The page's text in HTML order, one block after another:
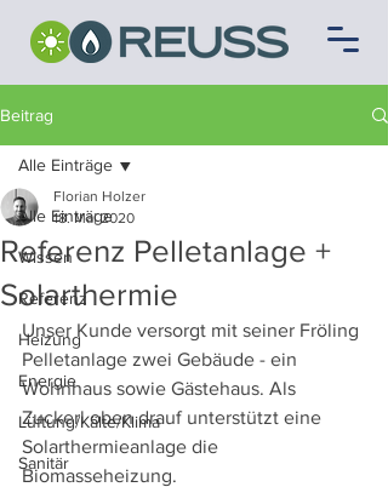
Beitrag
Alle Einträge
Wissen
Referenz
Heizung
Energie
Lüftung/Kälte/Klima
Sanitär
Alle Einträge
Referenz Pelletanlage +
Solarthermie
Florian Holzer
18. Mai 2020
Unser Kunde versorgt mit seiner Fröling
Pelletanlage zwei Gebäude - ein
Wohnhaus sowie Gästehaus. Als
Zuckerl oben drauf unterstützt eine
Solarthermieanlage die
Biomasseheizung.